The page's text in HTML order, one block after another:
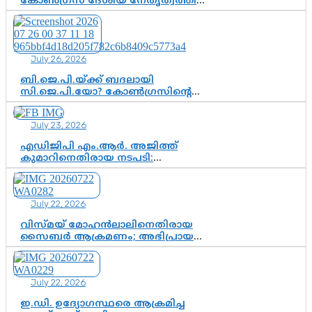
ആശങ്കയോ? പാർട്ടിക്കുള്ളിൽ
ഭിന്നാഭിപ്രായമെന്ന വിലയിരുത്തൽ
July 26, 2026
ബി.ജെ.പി.യ്ക്ക് ബദലായി
സി.ജെ.പി.യോ? കോൺഗ്രസിന്റെ
രാഷ്ട്രീയ ഇടം കൈവശപ്പെടുത്താൻ
സിജെപി ഉയർന്നുകഴിഞ്ഞോ?
ഇന്ത്യൻ രാഷ്ട്രീയത്തിലെ പുതിയ
വഴിത്തിരിവ്
July 23, 2026
എഡിജിപി എം.ആർ. അജിത്ത്
കുമാറിനെതിരായ നടപടി:
സസ്പെൻഷനിൽ ഒതുങ്ങുമോ,
അതോ കൂടുതൽ കടുത്ത
നടപടികളിലേക്കോ?
July 22, 2026
വിസ്മയ് മോഹൻലാലിനെതിരായ
സൈബർ ആക്രമണം; അഭിപ്രായ
സ്വാതന്ത്ര്യത്തെ നിശ്ശബ്ദമാക്കുന്ന
ഡിജിറ്റൽ ഗുണ്ടായിസത്തിന് അറുതി
വേണം
July 22, 2026
ഇ.ഡി. ഉദ്യോഗസ്ഥരെ ആക്രമിച്ച